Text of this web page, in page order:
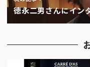
徳永二男さんにイン